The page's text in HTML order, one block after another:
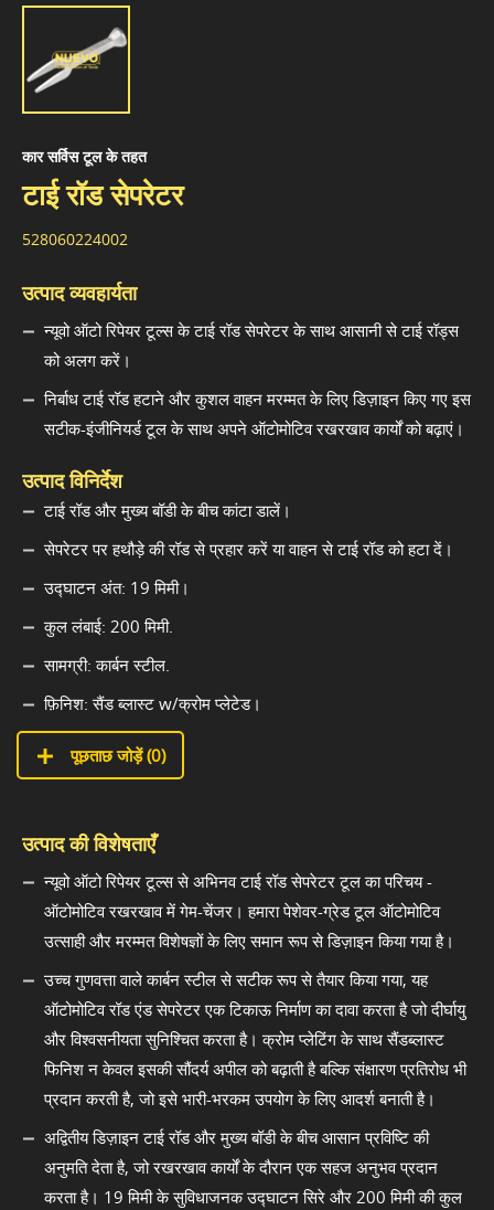
कार सर्विस टूल के तहत
टाई रॉड सेपरेटर
528060224002
उत्पाद व्यवहार्यता
न्यूवो ऑटो रिपेयर टूल्स के टाई रॉड सेपरेटर के साथ आसानी से टाई रॉड्स
को अलग करें।
निर्बाध टाई रॉड हटाने और कुशल वाहन मरम्मत के लिए डिज़ाइन किए गए इस
सटीक-इंजीनियर्ड टूल के साथ अपने ऑटोमोटिव रखरखाव कार्यों को बढ़ाएं।
उत्पाद विनिर्देश
टाई रॉड और मुख्य बॉडी के बीच कांटा डालें।
सेपरेटर पर हथौड़े की रॉड से प्रहार करें या वाहन से टाई रॉड को हटा दें।
उद्घाटन अंत: 19 मिमी।
कुल लंबाई: 200 मिमी.
सामग्री: कार्बन स्टील.
फ़िनिश: सैंड ब्लास्ट w/क्रोम प्लेटेड।
पूछताछ जोड़ें (0)
उत्पाद की विशेषताएँ
न्यूवो ऑटो रिपेयर टूल्स से अभिनव टाई रॉड सेपरेटर टूल का परिचय -
ऑटोमोटिव रखरखाव में गेम-चेंजर। हमारा पेशेवर-ग्रेड टूल ऑटोमोटिव
उत्साही और मरम्मत विशेषज्ञों के लिए समान रूप से डिज़ाइन किया गया है।
उच्च गुणवत्ता वाले कार्बन स्टील से सटीक रूप से तैयार किया गया, यह
ऑटोमोटिव रॉड एंड सेपरेटर एक टिकाऊ निर्माण का दावा करता है जो दीर्घायु
और विश्वसनीयता सुनिश्चित करता है। क्रोम प्लेटिंग के साथ सैंडब्लास्ट
फिनिश न केवल इसकी सौंदर्य अपील को बढ़ाती है बल्कि संक्षारण प्रतिरोध भी
प्रदान करती है, जो इसे भारी-भरकम उपयोग के लिए आदर्श बनाती है।
अद्वितीय डिज़ाइन टाई रॉड और मुख्य बॉडी के बीच आसान प्रविष्टि की
अनुमति देता है, जो रखरखाव कार्यों के दौरान एक सहज अनुभव प्रदान
करता है। 19 मिमी के सुविधाजनक उद्घाटन सिरे और 200 मिमी की कुल